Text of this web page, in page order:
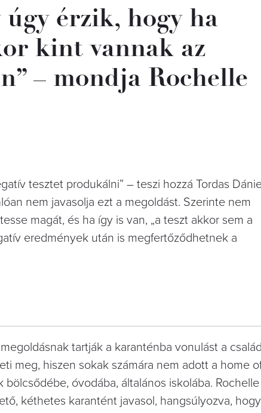
érzik, hogy ha
kint vannak az
– mondja Rochelle
tesztet produkálni” – teszi hozzá Tordas
nem javasolja ezt a megoldást. Szerinte nem
magát, és ha így is van, „a teszt akkor sem a
eredmények után is megfertőződhetnek a
tartják a karanténba vonulást a
meg, hiszen sokak számára nem adott a home
óvodába, általános iskolába. Rochelle
kéthetes karantént javasol, hangsúlyozva,